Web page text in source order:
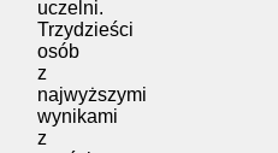
uczelni.
Trzydzieści
osób
z
najwyższymi
wynikami
z